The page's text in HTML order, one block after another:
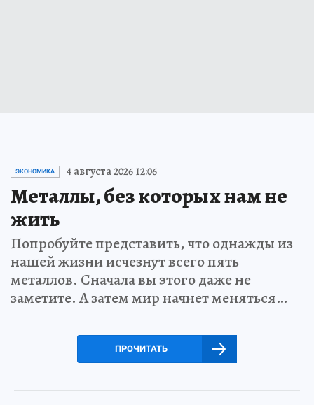
ЭКОНОМИКА 4 августа 2026 12:06
Металлы, без которых нам не
жить
Попробуйте представить, что однажды из
нашей жизни исчезнут всего пять
металлов. Сначала вы этого даже не
заметите. А затем мир начнет меняться…
ПРОЧИТАТЬ